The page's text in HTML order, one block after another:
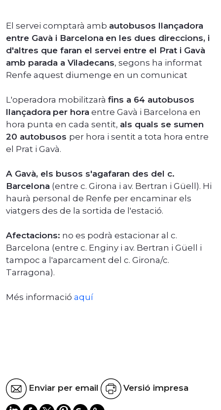
El servei comptarà amb autobusos llançadora
entre Gavà i Barcelona en les dues direccions, i
d'altres que faran el servei entre el Prat i Gavà
amb parada a Viladecans, segons ha informat
Renfe aquest diumenge en un comunicat
L'operadora mobilitzarà fins a 64 autobusos
llançadora per hora entre Gavà i Barcelona en
hora punta en cada sentit, als quals se sumen
20 autobusos per hora i sentit a tota hora entre
el Prat i Gavà.
A Gavà, els busos s'agafaran des del c.
Barcelona (entre c. Girona i av. Bertran i Güell). Hi
haurà personal de Renfe per encaminar els
viatgers des de la sortida de l'estació.
Afectacions: no es podrà estacionar al c.
Barcelona (entre c. Enginy i av. Bertran i Güell i
tampoc a l'aparcament del c. Girona/c.
Tarragona).
Més informació aquí
Enviar per email Versió impresa